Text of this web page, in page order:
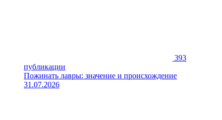
393
публикации
Пожинать лавры: значение и происхождение
31.07.2026